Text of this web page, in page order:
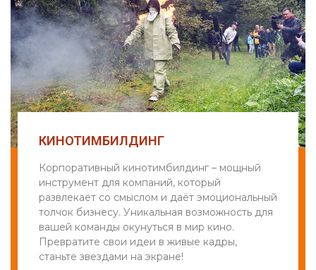
КИНОТИМБИЛДИНГ
Корпоративный кинотимбилдинг – мощный
инструмент для компаний, который
развлекает со смыслом и даёт эмоциональный
толчок бизнесу. Уникальная возможность для
вашей команды окунуться в мир кино.
Превратите свои идеи в живые кадры,
станьте звездами на экране!